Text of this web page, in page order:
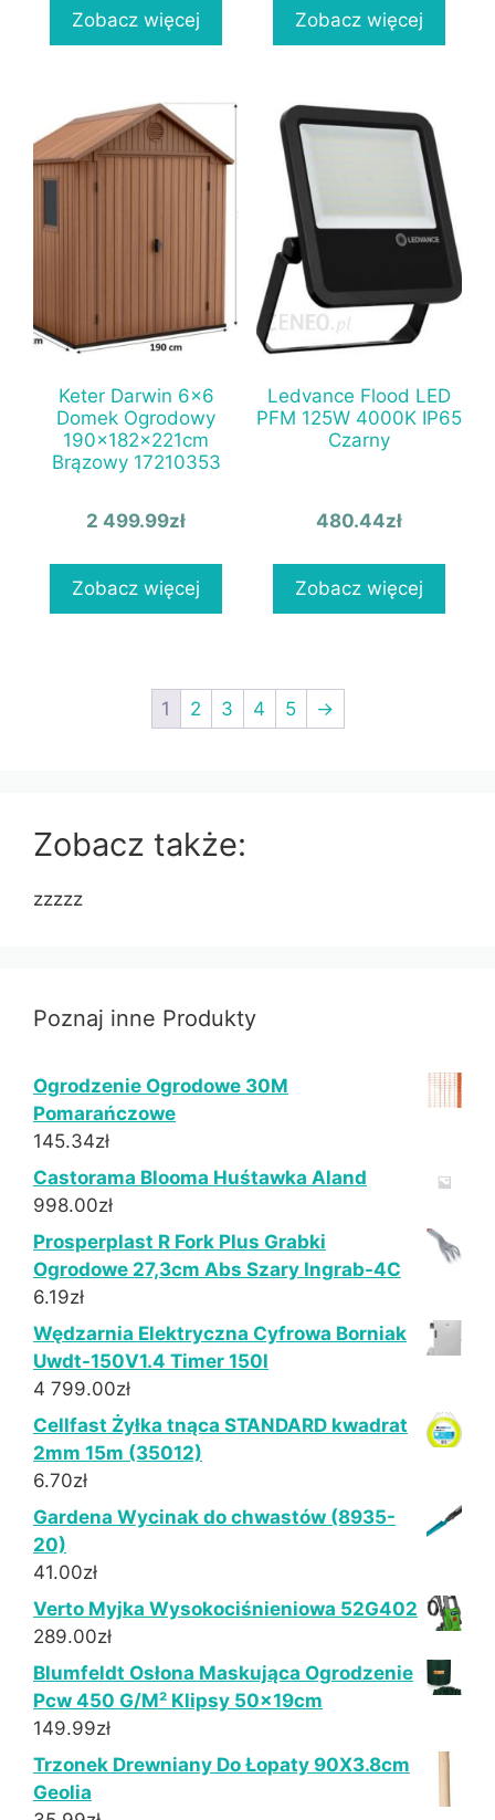
Zobacz więcej Zobacz więcej
Keter Darwin 6×6
Domek Ogrodowy
190x182x221cm
Brązowy 17210353
2 499.99zł
Zobacz więcej
Ledvance Flood LED
PFM 125W 4000K IP65
Czarny
480.44zł
Zobacz więcej
1 2 3 4 5 →
Zobacz także:
zzzzz
Poznaj inne Produkty
Ogrodzenie Ogrodowe 30M
Pomarańczowe
145.34zł
Castorama Blooma Huśtawka Aland
998.00zł
Prosperplast R Fork Plus Grabki
Ogrodowe 27,3cm Abs Szary Ingrab-4C
6.19zł
Wędzarnia Elektryczna Cyfrowa Borniak
Uwdt-150V1.4 Timer 150l
4 799.00zł
Cellfast Żyłka tnąca STANDARD kwadrat
2mm 15m (35012)
6.70zł
Gardena Wycinak do chwastów (8935-
20)
41.00zł
Verto Myjka Wysokociśnieniowa 52G402
289.00zł
Blumfeldt Osłona Maskująca Ogrodzenie
Pcw 450 G/M² Klipsy 50x19cm
149.99zł
Trzonek Drewniany Do Łopaty 90X3.8cm
Geolia